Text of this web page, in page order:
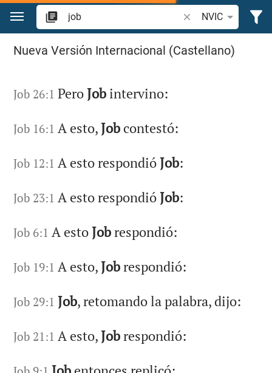
Ir a un contenido
Buscar versículo
NVIC
Búsqueda "job" en la Biblia
Nueva Versión Internacional (Castellano)
Job 26:1 PeroJob intervino:
Job 16:1 A esto,Job contestó:
Job 12:1 A esto respondióJob:
Job 23:1 A esto respondióJob:
Job 6:1 A estoJobrespondió:
Job 19:1 A esto,Jobrespondió:
Job 29:1 Job, retomando la palabra, dijo:
Job 21:1 A esto,Jobrespondió: